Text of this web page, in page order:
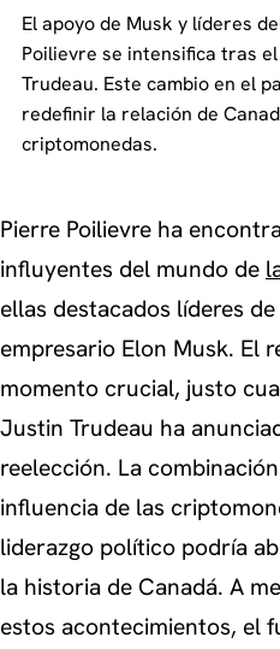
El apoyo de Musk y líderes
Poilievre se intensifica tras
Trudeau. Este cambio en el
redefinir la relación de
criptomonedas.
Pierre Poilievre ha
influyentes del mundo de
ellas destacados líderes
empresario Elon Musk. El
momento crucial, justo
Justin Trudeau ha
reelección. La
influencia de las
liderazgo político podría
la historia de Canadá. A
estos acontecimientos, el